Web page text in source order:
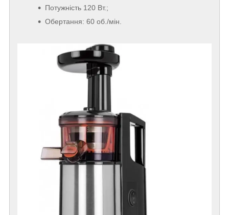
Потужність 120 Вт.;
Обертання: 60 об./мін.